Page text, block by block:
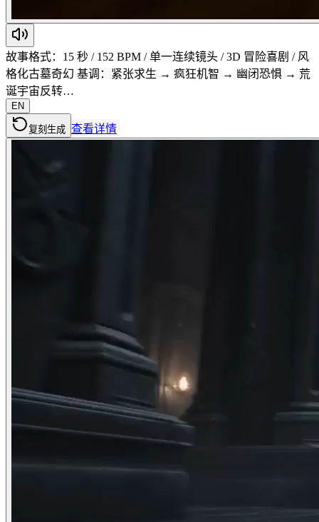
故事格式：15 秒 / 152 BPM / 单一连续镜头 / 3D 冒险喜剧 / 风
格化古墓奇幻 基调：紧张求生 → 疯狂机智 → 幽闭恐惧 → 荒
诞宇宙反转…
EN
复刻生成 查看详情